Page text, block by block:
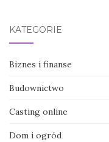
KATEGORIE
Biznes i finanse
Budownictwo
Casting online
Dom i ogród